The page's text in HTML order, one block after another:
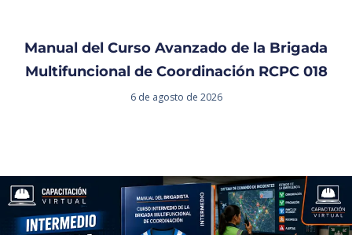
Manual del Curso Avanzado de la Brigada
Multifuncional de Coordinación RCPC 018
6 de agosto de 2026